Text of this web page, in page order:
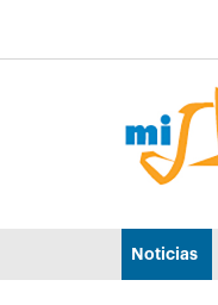
Ir al menú principal
Noticias